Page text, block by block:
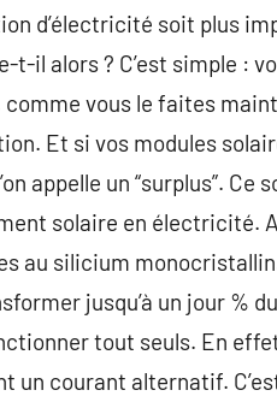
d’électricité soit plus
il alors ? C’est simple :
vous le faites
Et si vos modules
appelle un “surplus”.
solaire en électricité.
au silicium
jusqu’à un jour %
tout seuls. En
un courant alternatif.